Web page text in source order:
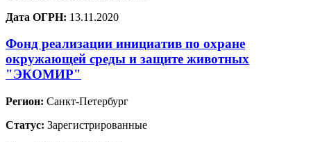
Дата ОГРН: 13.11.2020
Фонд реализации инициатив по охране
окружающей среды и защите животных
"ЭКОМИР"
Регион: Санкт-Петербург
Статус: Зарегистрированные